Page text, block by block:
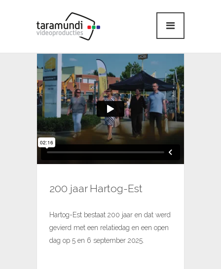
200 jaar Hartog-Est
Hartog-Est bestaat 200 jaar en dat werd
gevierd met een relatiedag en een open
dag op 5 en 6 september 2025.